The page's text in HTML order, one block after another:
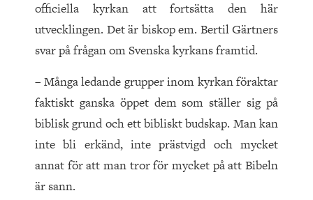
officiella kyrkan att fortsätta den här
utvecklingen. Det är biskop em. Bertil Gärtners
svar på frågan om Svenska kyrkans framtid.
– Många ledande grupper inom kyrkan föraktar
faktiskt ganska öppet dem som ställer sig på
biblisk grund och ett bibliskt budskap. Man kan
inte bli erkänd, inte prästvigd och mycket
annat för att man tror för mycket på att Bibeln
är sann.